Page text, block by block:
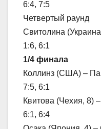
6:4, 7:5
Четвертый раунд
Свитолина
1:6, 6:1
1/4 финала
Коллинз (США) –
7:5, 6:1
Квитова (Чехия, 8)
6:1, 6:4